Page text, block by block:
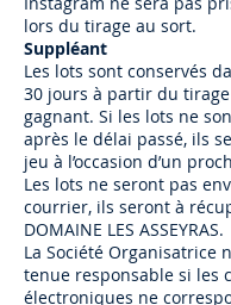
lors du tirage au sort.
Suppléant
Les lots sont conservés
30 jours à partir du
gagnant. Si les lots ne
après le délai passé, ils
jeu à l’occasion d’un
Les lots ne seront pas
courrier, ils seront à
DOMAINE LES ASSEYRAS.
La Société Organisatrice
tenue responsable si les
électroniques ne